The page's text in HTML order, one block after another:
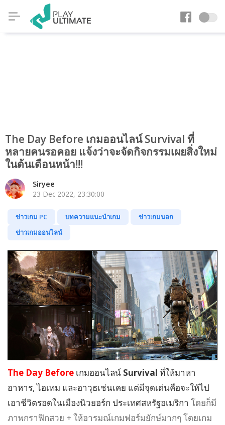
The Day Before เกมออนไลน์ Survival ที่
หลายคนรอคอย แจ้งว่าจะจัดกิจกรรมเผยสิ่งใหม่
ในต้นเดือนหน้า!!!
Siryee
23 Dec 2022, 23:30:00
ข่าวเกม PC บทความแนะนำเกม
ข่าวเกมนอก
ข่าวเกมออนไลน์
The Day Before เกมออนไลน์ Survival ที่ให้มาหา
อาหาร, ไอเทม และอาวุธเช่นเคย แต่มีจุดเด่นคือจะให้ไป
เอาชีวิตรอดในเมืองนิวยอร์ก ประเทศสหรัฐอเมริกา โดยก็มี
ภาพกราฟิกสวย + ให้อารมณ์เกมฟอร์มยักษ์มากๆ โดยเกม